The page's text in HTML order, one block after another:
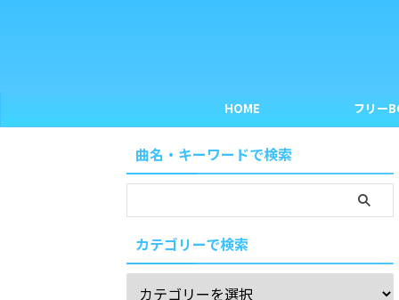
HOME フリー
曲名・キーワードで検索
カテゴリーで検索